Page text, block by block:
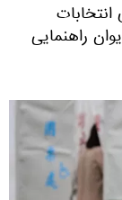
راهنمایی